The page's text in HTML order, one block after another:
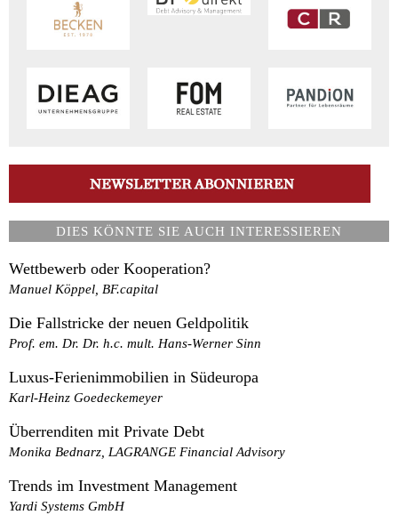
DIES KÖNNTE SIE AUCH INTERESSIEREN
Wettbewerb oder Kooperation?
Manuel Köppel, BF.capital
Die Fallstricke der neuen Geldpolitik
Prof. em. Dr. Dr. h.c. mult. Hans-Werner Sinn
Luxus-Ferienimmobilien in Südeuropa
Karl-Heinz Goedeckemeyer
Überrenditen mit Private Debt
Monika Bednarz, LAGRANGE Financial Advisory
Trends im Investment Management
Yardi Systems GmbH